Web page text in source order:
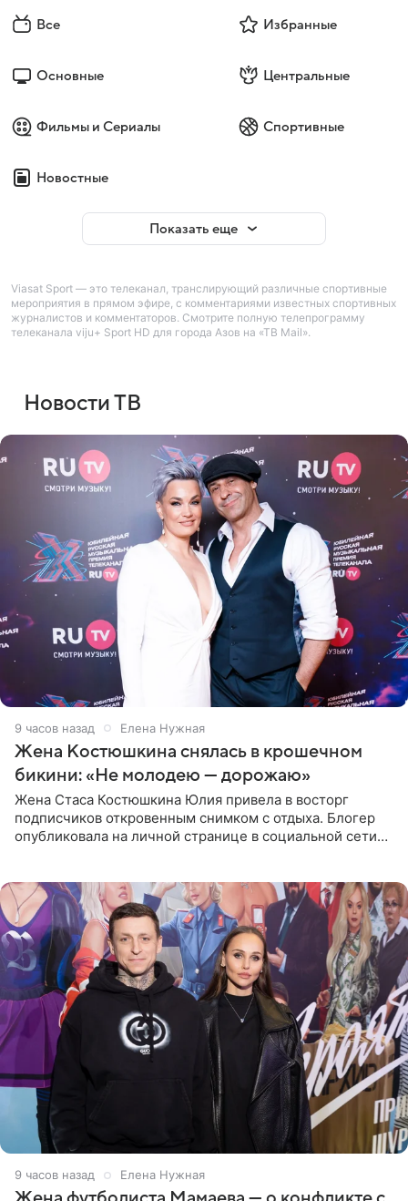
Все Избранные
Основные Центральные
Фильмы и Сериалы Спортивные
Новостные
Показать еще
Viasat Sport — это телеканал, транслирующий различные спортивные
мероприятия в прямом эфире, с комментариями известных спортивных
журналистов и комментаторов. Смотрите полную телепрограмму
телеканала viju+ Sport HD для города Азов на «ТВ Mail».
Новости ТВ
9 часов назад Елена Нужная
Жена Костюшкина снялась в крошечном
бикини: «Не молодею — дорожаю»
Жена Стаса Костюшкина Юлия привела в восторг
подписчиков откровенным снимком с отдыха. Блогер
опубликовала на личной странице в социальной сети
9 часов назад Елена Нужная